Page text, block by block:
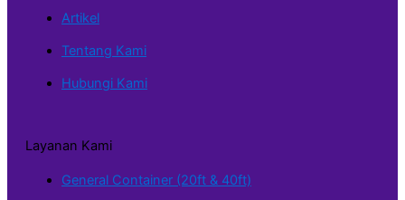
Artikel
Tentang Kami
Hubungi Kami
Layanan Kami
General Container (20ft & 40ft)